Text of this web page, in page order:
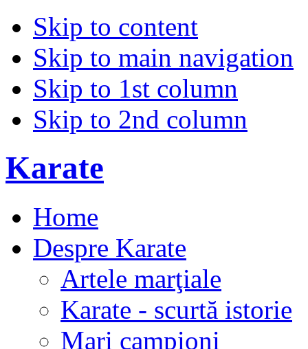
Skip to content
Skip to main navigation
Skip to 1st column
Skip to 2nd column
Karate
Home
Despre Karate
Artele marţiale
Karate - scurtă istorie
Mari campioni